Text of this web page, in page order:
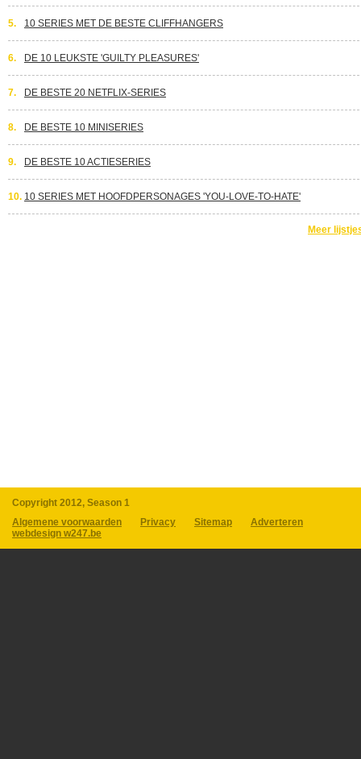
5. 10 SERIES MET DE BESTE CLIFFHANGERS
6. DE 10 LEUKSTE 'GUILTY PLEASURES'
7. DE BESTE 20 NETFLIX-SERIES
8. DE BESTE 10 MINISERIES
9. DE BESTE 10 ACTIESERIES
10. 10 SERIES MET HOOFDPERSONAGES 'YOU-LOVE-TO-HATE'
Meer
Copyright 2012, Season 1
Algemene voorwaarden
Privacy Sitemap
Adverteren
webdesign w247.be